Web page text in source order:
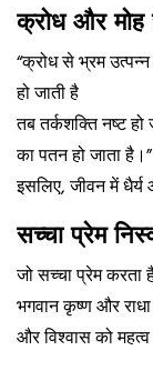
क्रोध और
“क्रोध से भ्रम उत्पन्न
हो जाती है
तब तर्कशक्ति नष्ट
का पतन हो जाता है।”
इसलिए, जीवन में
सच्चा प्रेम
जो सच्चा प्रेम करता
भगवान कृष्ण और
और विश्वास को महत्व